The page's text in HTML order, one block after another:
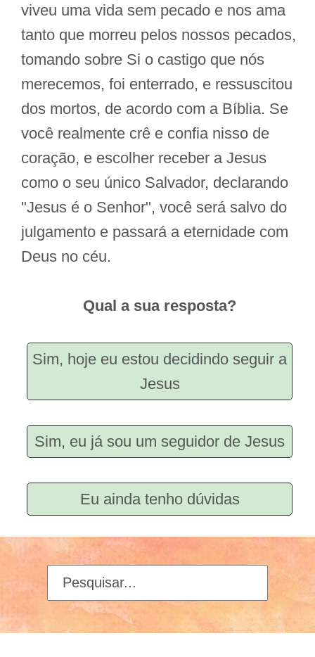
viveu uma vida sem pecado e nos ama
tanto que morreu pelos nossos pecados,
tomando sobre Si o castigo que nós
merecemos, foi enterrado, e ressuscitou
dos mortos, de acordo com a Bíblia. Se
você realmente crê e confia nisso de
coração, e escolher receber a Jesus
como o seu único Salvador, declarando
"Jesus é o Senhor", você será salvo do
julgamento e passará a eternidade com
Deus no céu.
Qual a sua resposta?
Sim, hoje eu estou decidindo seguir a
Jesus
Sim, eu já sou um seguidor de Jesus
Eu ainda tenho dúvidas